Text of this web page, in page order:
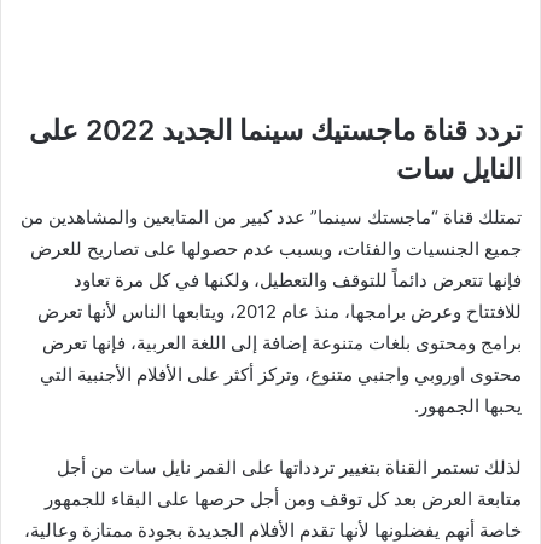
تردد قناة ماجستيك سينما الجديد 2022 على
النايل سات
تمتلك قناة “ماجستك سينما” عدد كبير من المتابعين والمشاهدين من
جميع الجنسيات والفئات، وبسبب عدم حصولها على تصاريح للعرض
فإنها تتعرض دائماً للتوقف والتعطيل، ولكنها في كل مرة تعاود
للافتتاح وعرض برامجها، منذ عام 2012، ويتابعها الناس لأنها تعرض
برامج ومحتوى بلغات متنوعة إضافة إلى اللغة العربية، فإنها تعرض
محتوى اوروبي واجنبي متنوع، وتركز أكثر على الأفلام الأجنبية التي
يحبها الجمهور.
لذلك تستمر القناة بتغيير تردداتها على القمر نايل سات من أجل
متابعة العرض بعد كل توقف ومن أجل حرصها على البقاء للجمهور
خاصة أنهم يفضلونها لأنها تقدم الأفلام الجديدة بجودة ممتازة وعالية،